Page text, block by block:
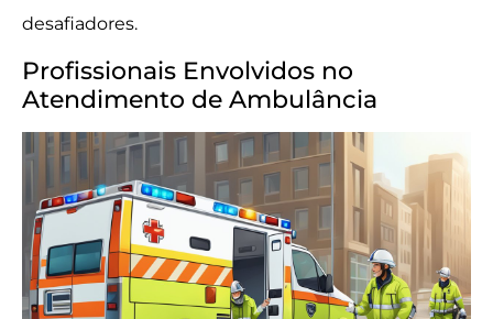
desafiadores.
Profissionais Envolvidos no
Atendimento de Ambulância